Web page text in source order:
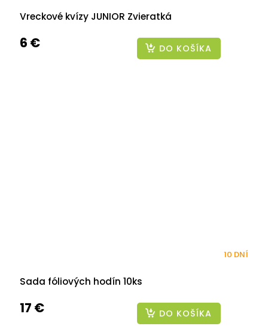
Vreckové kvízy JUNIOR Zvieratká
6 € DO KOŠÍKA
Sada fóliových hodín 10ks
10 DNÍ
17 € DO KOŠÍKA